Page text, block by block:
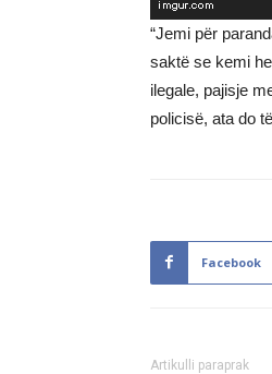
“Jemi për
saktë se kemi
ilegale, pajisje
policisë, ata do
Facebook
Artikulli paraprak